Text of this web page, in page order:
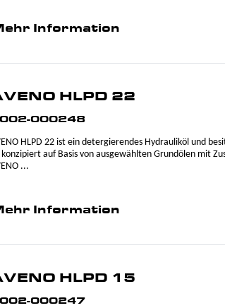
Information
HLPD 22
000248
HLPD 22 ist ein detergierendes Hydrauliköl und
konzipiert auf Basis von ausgewählten Grundölen mit
...
Information
HLPD 15
000247